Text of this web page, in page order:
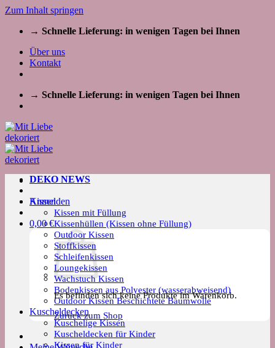
Zum Inhalt springen
→ Schnelle Lieferung: in wenigen Tagen bei Ihnen
Über uns
Kontakt
→ Schnelle Lieferung: in wenigen Tagen bei Ihnen
Kissen
Kissen mit Füllung
Kissenhüllen (Kissen ohne Füllung)
Outdoor Kissen
Stoffkissen
Schleifenkissen
Loungekissen
Wachstuch Kissen
Bodenkissen aus Polyester (wasserabweisend)
Outdoor Kissen Beschichtete Baumwolle
Kuscheldecken
Kuschelige Kissen
Kuscheldecken für Kinder
Kissen für Kinder
DEKO NEWS
Anmelden
0,00€
Es befinden sich keine Produkte im Warenkorb.
Zurück zum Shop